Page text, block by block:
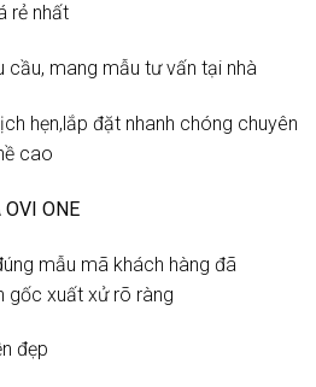
rẻ nhất
cầu, mang mẫu tư vấn tại nhà
hẹn,lắp đặt nhanh chóng chuyên
cao
OVI ONE
mẫu mã khách hàng đã
gốc xuất xử rõ ràng
đẹp